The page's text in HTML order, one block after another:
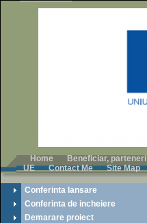
Home Beneficiar, parteneri
UE
Contact Me Site Map
Conferinta lansare
Conferinta de incheiere
Demarare proiect